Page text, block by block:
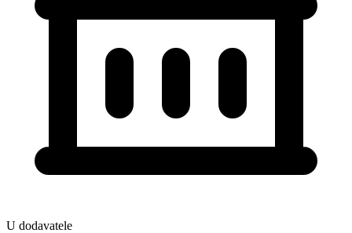
U dodavatele